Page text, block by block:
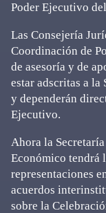
Poder Ejecutivo
Las Consejería
Coordinación de
de asesoría y de
estar adscritas a la
y dependerán
Ejecutivo.
Ahora la
Económico tendrá
representaciones
acuerdos
sobre la